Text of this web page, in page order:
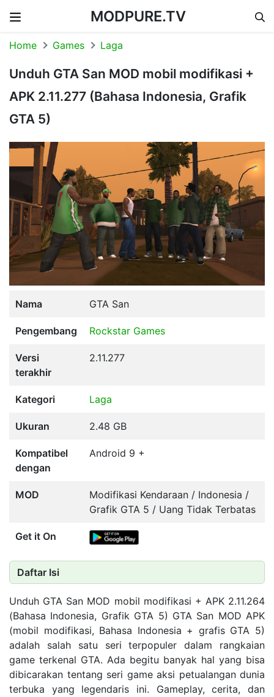
MODPURE.TV
Home Games Laga
Unduh GTA San MOD mobil modifikasi +
APK 2.11.277 (Bahasa Indonesia, Grafik
GTA 5)
Nama GTA San
Pengembang Rockstar Games
Versi
terakhir
2.11.277
Kategori Laga
Ukuran 2.48 GB
Kompatibel
dengan
Android 9 +
MOD
Modifikasi Kendaraan / Indonesia /
Grafik GTA 5 / Uang Tidak Terbatas
Get it On
Daftar Isi
Unduh GTA San MOD mobil modifikasi + APK 2.11.264
(Bahasa Indonesia, Grafik GTA 5) GTA San MOD APK
(mobil modifikasi, Bahasa Indonesia + grafis GTA 5)
adalah salah satu seri terpopuler dalam rangkaian
game terkenal GTA. Ada begitu banyak hal yang bisa
dibicarakan tentang seri game aksi petualangan dunia
terbuka yang legendaris ini. Gameplay, cerita, dan